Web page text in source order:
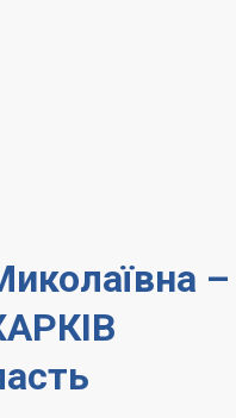
–